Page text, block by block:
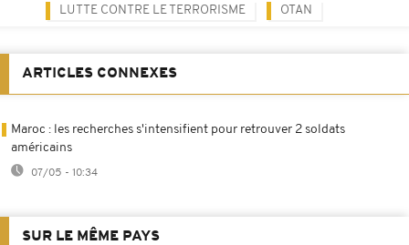
LUTTE CONTRE LE TERRORISME OTAN
ARTICLES CONNEXES
Maroc : les recherches s'intensifient pour retrouver 2 soldats
américains
07/05 - 10:34
SUR LE MÊME PAYS